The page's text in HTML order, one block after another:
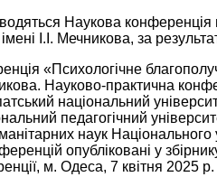
Наукова
І.І. Мечникова, за
«Психологічне
Науково-практична
національний
педагогічний
наук
опубліковані у
м. Одеса, 7 квітня 2025